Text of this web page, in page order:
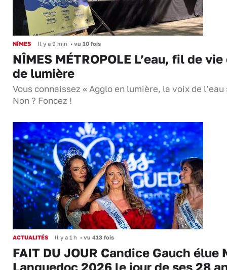
NÎMES Il y a 9 min • vu 10 fois
NÎMES MÉTROPOLE L’eau, fil de
de lumière
Vous connaissez « Agglo en lumière, la voix de l’eau
Non ? Foncez !
ACTUALITÉS Il y a 1 h • vu 413 fois
FAIT DU JOUR Candice Gauch élue
Languedoc 2026 le jour de ses 28